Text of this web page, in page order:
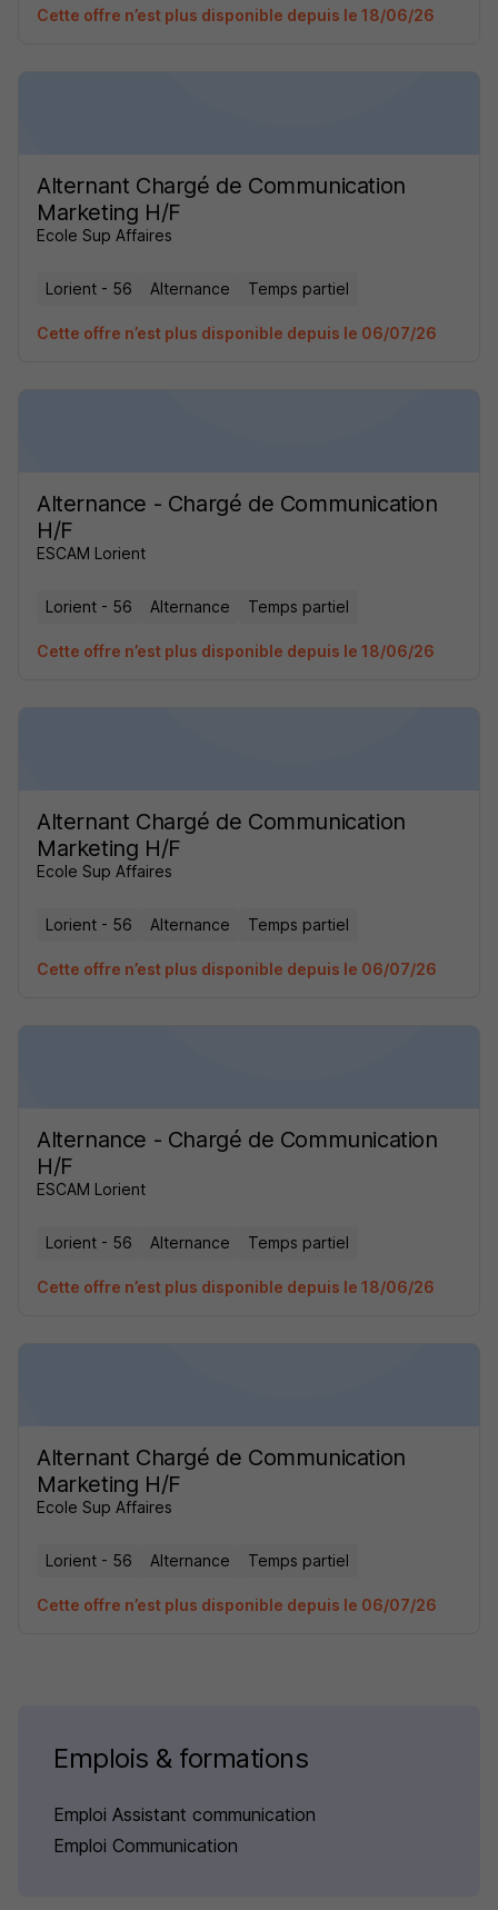
Cette offre n’est plus disponible depuis le 18/06/26
Alternant Chargé de Communication
Marketing H/F
Ecole Sup Affaires
Lorient - 56 Alternance Temps partiel
Cette offre n’est plus disponible depuis le 06/07/26
Alternance - Chargé de Communication
H/F
ESCAM Lorient
Lorient - 56 Alternance Temps partiel
Cette offre n’est plus disponible depuis le 18/06/26
Alternant Chargé de Communication
Marketing H/F
Ecole Sup Affaires
Lorient - 56 Alternance Temps partiel
Cette offre n’est plus disponible depuis le 06/07/26
Alternance - Chargé de Communication
H/F
ESCAM Lorient
Lorient - 56 Alternance Temps partiel
Cette offre n’est plus disponible depuis le 18/06/26
Alternant Chargé de Communication
Marketing H/F
Ecole Sup Affaires
Lorient - 56 Alternance Temps partiel
Cette offre n’est plus disponible depuis le 06/07/26
Emplois & formations
Emploi Assistant communication
Emploi Communication